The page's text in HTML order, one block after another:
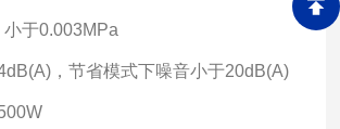
于0.003MPa
，节省模式下噪音小于20dB(A)